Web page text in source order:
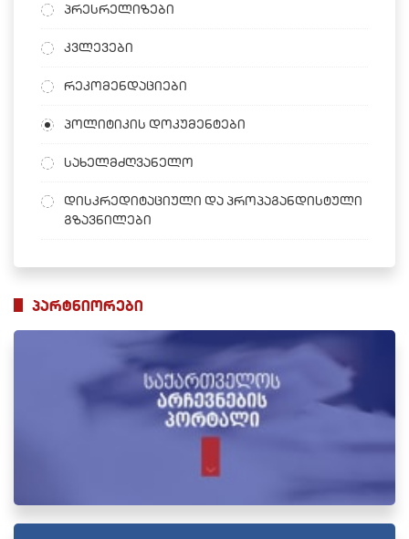
პრესრელიზები
კვლევები
რეკომენდაციები
პოლიტიკის დოკუმენტები
სახელმძღვანელო
დისკრედიტაციული და პროპაგანდისტული
გზავნილები
პარტნიორები